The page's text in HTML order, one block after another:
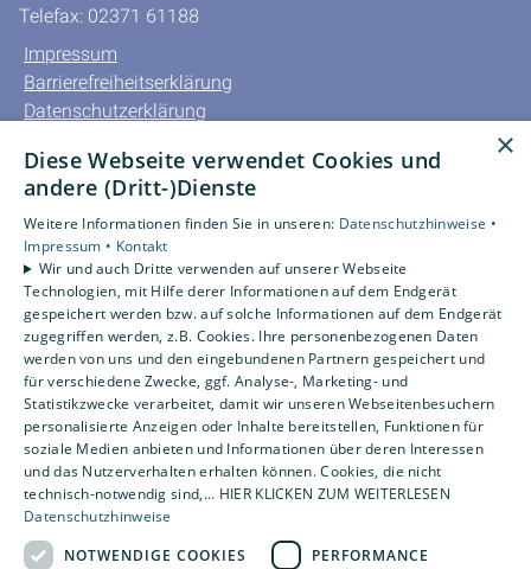
Telefax: 02371 61188
Impressum
Barrierefreiheitserklärung
Datenschutzerklärung
Unsere Bereiche
Privatkunden
Gewerbekunden
Karriere
Unternehmen
Kontakt
Um externe HTML-Inhalte anzuzeigen, benötigen wir
Ihre Einwilligung.
Weitere Informationen finden Sie in unserer
Datenschutzerklärung.
Cookie-Einstellungen öffnen
×
Diese Webseite verwendet Cookies und
andere (Dritt-)Dienste
Weitere Informationen finden Sie in unseren: Datenschutzhinweise •
Impressum • Kontakt
Wir und auch Dritte verwenden auf unserer Webseite
Technologien, mit Hilfe derer Informationen auf dem Endgerät
gespeichert werden bzw. auf solche Informationen auf dem Endgerät
zugegriffen werden, z.B. Cookies. Ihre personenbezogenen Daten
werden von uns und den eingebundenen Partnern gespeichert und
für verschiedene Zwecke, ggf. Analyse-, Marketing- und
Statistikzwecke verarbeitet, damit wir unseren Webseitenbesuchern
personalisierte Anzeigen oder Inhalte bereitstellen, Funktionen für
soziale Medien anbieten und Informationen über deren Interessen
und das Nutzerverhalten erhalten können. Cookies, die nicht
technisch-notwendig sind,... HIER KLICKEN ZUM WEITERLESEN
Datenschutzhinweise
NOTWENDIGE COOKIES
PERFORMANCE